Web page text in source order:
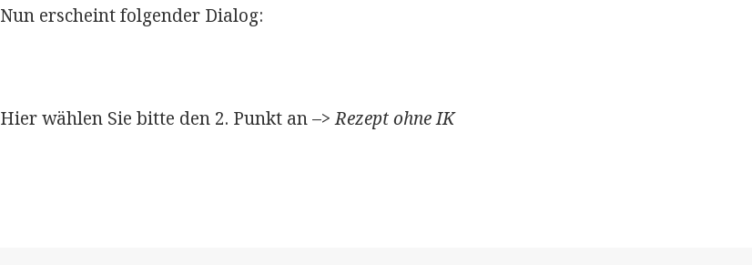
Nun erscheint folgender Dialog:
Hier wählen Sie bitte den 2. Punkt an –>Rezept ohne IK